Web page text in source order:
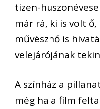
tizen-
már rá, ki is volt
művésznő is
velejárójának
A színház a
még ha a film